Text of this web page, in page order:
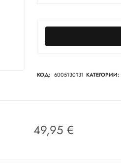
КОД: 6005130131 КАТЕГОРИИ:
49,95 €